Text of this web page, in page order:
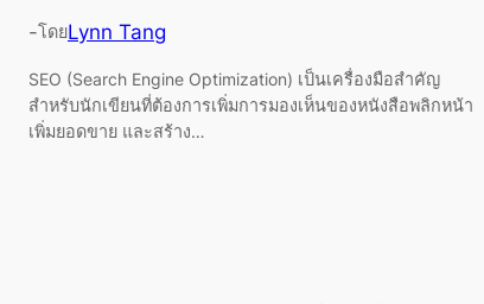
-โดยLynn Tang
SEO (Search Engine Optimization) เป็นเครื่องมือสำคัญ
สำหรับนักเขียนที่ต้องการเพิ่มการมองเห็นของหนังสือพลิกหน้า
เพิ่มยอดขาย และสร้าง…